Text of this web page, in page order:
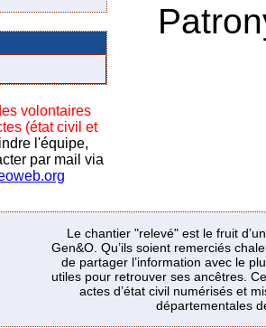
volontaires
(état civil et
l'équipe,
par mail via
Le chantier "relevé" est le fruit
Gen&O. Qu’ils soient remerciés
de partager l’information avec le
utiles pour retrouver ses ancêtres.
actes d’état civil numérisés et
départementales